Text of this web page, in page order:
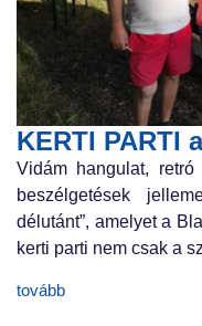
KERTI PARTI
Vidám hangulat,
beszélgetések
délutánt”, amelyet a
kerti parti nem csak a
tovább